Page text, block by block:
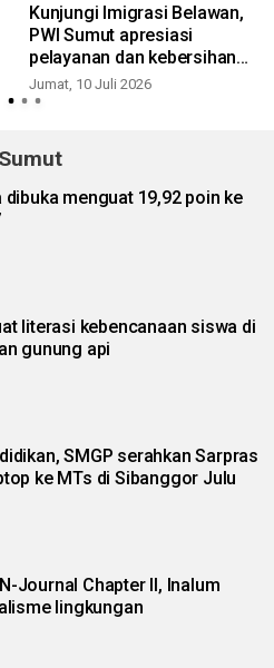
Kunjungi Imigrasi Belawan,
PWI Sumut apresiasi
pelayanan dan kebersihan
fasilitas
Jumat, 10 Juli 2026
dibuka menguat 19,92 poin ke
literasi kebencanaan siswa di
gunung api
SMGP serahkan Sarpras
ke MTs di Sibanggor Julu
Journal Chapter II, Inalum
lingkungan